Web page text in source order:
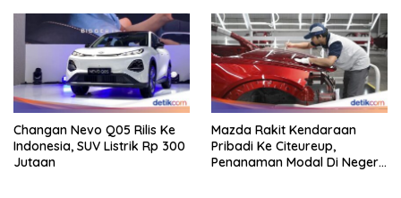
Changan Nevo Q05 Rilis Ke
Indonesia, SUV Listrik Rp 300
Jutaan
Mazda Rakit Kendaraan
Pribadi Ke Citeureup,
Penanaman Modal Di Negeri